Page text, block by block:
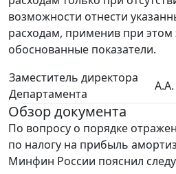
возможности отнести
расходам, применив при этом
обоснованные показатели.
Заместитель директора
Департамента
Обзор документа
По вопросу о порядке
по налогу на прибыль
Минфин России пояснил